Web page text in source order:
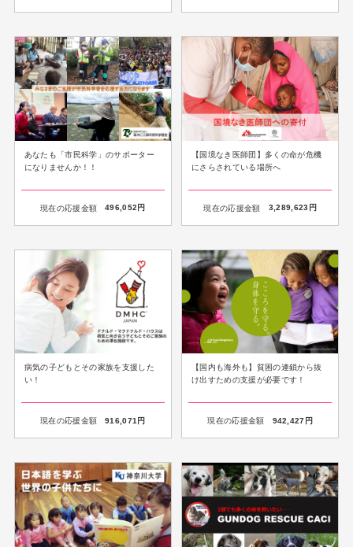
あなたも「市民科学」のサポーター
になりませんか！！
現在の応援金額 496,052円
【国境なき医師団】多くの命が危機
にさらされている場所へ
現在の応援金額 3,289,623 円
病気の子どもとその家族を支援した
い！
現在の応援金額 916,071 円
【国内も海外も】貧困の連鎖から抜
け出すための支援が必要です！
現在の応援金額 942,427 円